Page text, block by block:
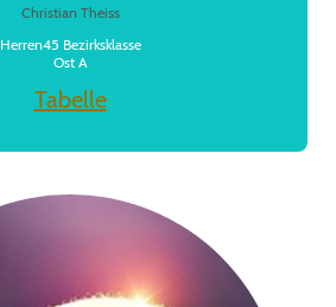
Christian Theiss
Herren45 Bezirksklasse
Ost A
Tabelle